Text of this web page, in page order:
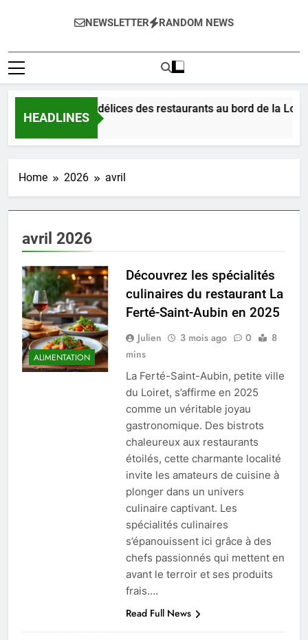
NEWSLETTER RANDOM NEWS
HEADLINES
Dégustez les délices des restaurants au bord de la Loire
1 Jour Ago
Home 2026 avril
avril 2026
ALIMENTATION
Découvrez les spécialités
culinaires du restaurant La
Ferté-Saint-Aubin en 2025
Julien 3 mois ago 0
8
mins
La Ferté-Saint-Aubin, petite ville
du Loiret, s’affirme en 2025
comme un véritable joyau
gastronomique. Des bistrots
chaleureux aux restaurants
étoilés, cette charmante localité
invite les amateurs de cuisine à
plonger dans un univers
culinaire captivant. Les
spécialités culinaires
s’épanouissent ici grâce à des
chefs passionnés qui mettent en
avant le terroir et ses produits
frais….
Read Full News